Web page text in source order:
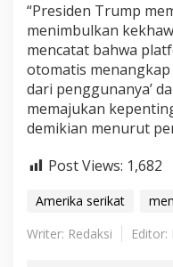
“Presiden Trump
menimbulkan
mencatat bahwa
otomatis
dari penggunanya’
memajukan
demikian menurut
Post Views: 1,682
Amerika serikat
Writer: Redaksi
Editor: